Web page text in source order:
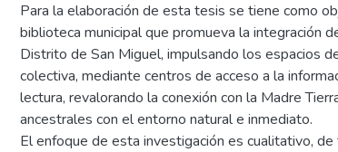
Para la elaboración de esta tesis se tiene como
biblioteca municipal que promueva la integración
Distrito de San Miguel, impulsando los espacios
colectiva, mediante centros de acceso a la
lectura, revalorando la conexión con la Madre
ancestrales con el entorno natural e inmediato.
El enfoque de esta investigación es cualitativo,